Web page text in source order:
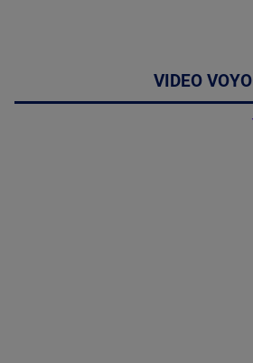
VIDEO VOYO